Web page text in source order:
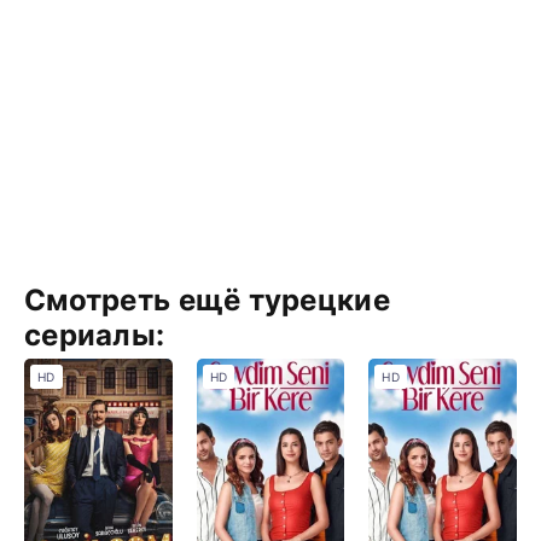
Смотреть ещё турецкие
сериалы:
HD HD HD